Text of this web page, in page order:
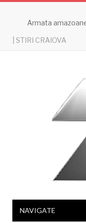
Armata
| STIRI CRAIOVA
NAVIGATE